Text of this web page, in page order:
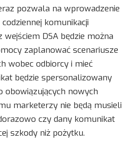
pozwala na wprowadzenie
komunikacji
wejściem DSA będzie można
zaplanować scenariusze
wobec odbiorcy i mieć
będzie spersonalizowany
obowiązujących nowych
marketerzy nie będą musieli
czy dany komunikat
szkody niż pożytku.